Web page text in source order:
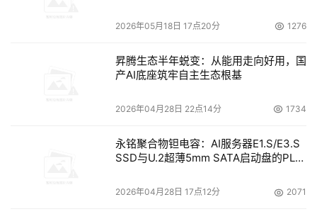
2026年05月18日 17点20分 1276
昇腾生态半年蜕变：从能用走向好用，国
产AI底座筑牢自主生态根基
2026年04月28日 22点14分 1734
永铭聚合物钽电容：AI服务器E1.S/E3.S
SSD与U.2超薄5mm SATA启动盘的PLP
2026年04月28日 17点12分 2071